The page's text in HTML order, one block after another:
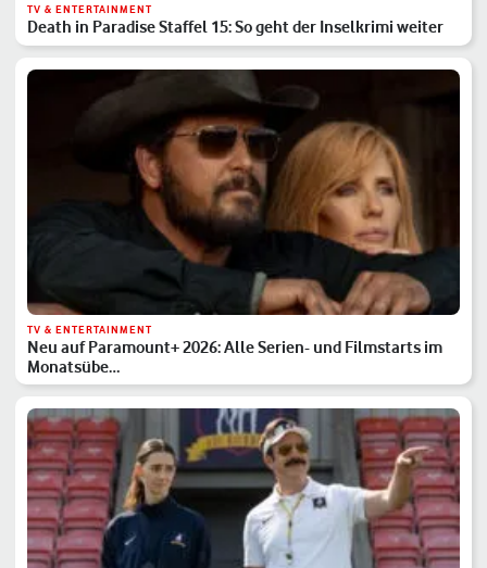
TV & ENTERTAINMENT
Death in Paradise Staffel 15: So geht der Inselkrimi weiter
TV & ENTERTAINMENT
Neu auf Paramount+ 2026: Alle Serien- und Filmstarts im
Monatsübe…